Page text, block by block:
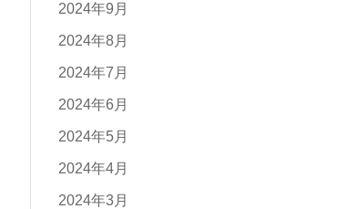
2024年9月
2024年8月
2024年7月
2024年6月
2024年5月
2024年4月
2024年3月